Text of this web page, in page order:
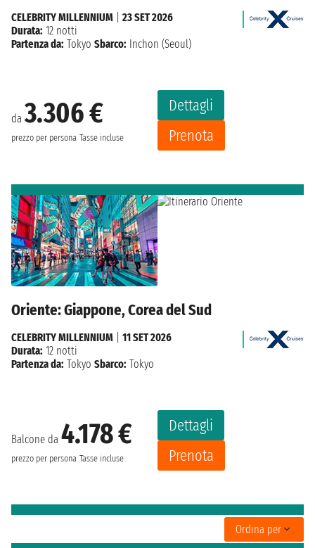
da3.306 €
prezzo per persona Tasse incluse
Dettagli
Prenota
CELEBRITY MILLENNIUM
23 SET 2026
Durata: 12 notti
Partenza da: Tokyo Sbarco: Inchon (Seoul)
Oriente: Giappone, Corea del Sud
Balcone da 4.178 €
prezzo per persona Tasse incluse
Dettagli
Prenota
CELEBRITY MILLENNIUM
11 SET 2026
Durata: 12 notti
Partenza da: Tokyo Sbarco: Tokyo
Ordina per